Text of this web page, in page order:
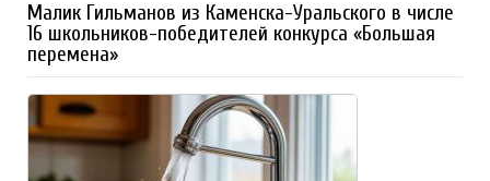
Малик Гильманов из Каменска-Уральского в числе
16 школьников-победителей конкурса «Большая
перемена»